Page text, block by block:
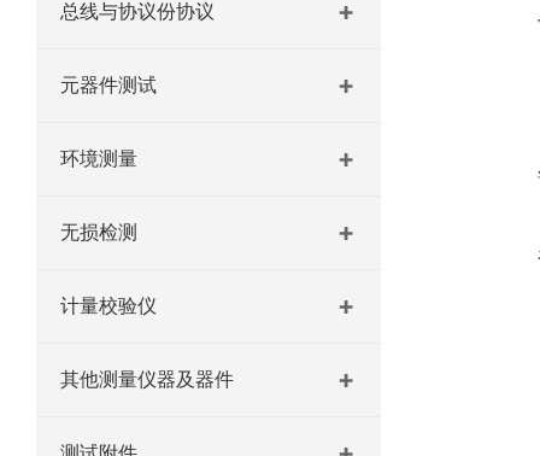
总线与协议份协议
元器件测试
环境测量
无损检测
计量校验仪
其他测量仪器及器件